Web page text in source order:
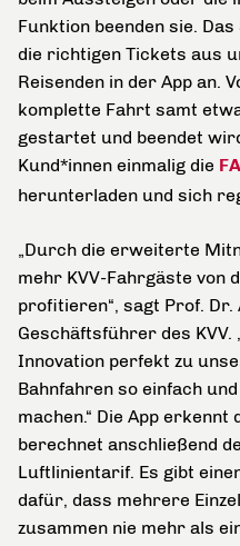
Funktion beenden sie.
die richtigen Tickets aus
Reisenden in der App an.
komplette Fahrt samt
gestartet und beendet
Kund*innen einmalig die
herunterladen und sich
„Durch die erweiterte
mehr KVV-Fahrgäste von
profitieren“, sagt Prof. Dr.
Geschäftsführer des KVV.
Innovation perfekt zu
Bahnfahren so einfach
machen.“ Die App
berechnet anschließend
Luftlinientarif. Es gibt
dafür, dass mehrere
zusammen nie mehr als